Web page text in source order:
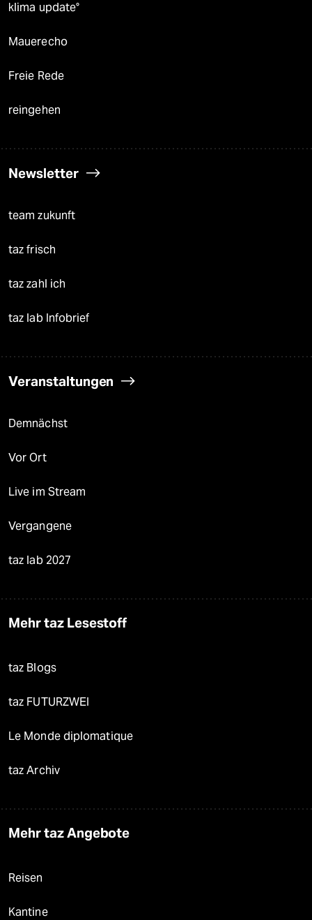
klima update°
Mauerecho
Freie Rede
reingehen
Newsletter
team zukunft
taz frisch
taz zahl ich
taz lab Infobrief
Veranstaltungen
Demnächst
Vor Ort
Live im Stream
Vergangene
taz lab 2027
Mehr taz Lesestoff
taz Blogs
taz FUTURZWEI
Le Monde diplomatique
taz Archiv
Mehr taz Angebote
Reisen
Kantine